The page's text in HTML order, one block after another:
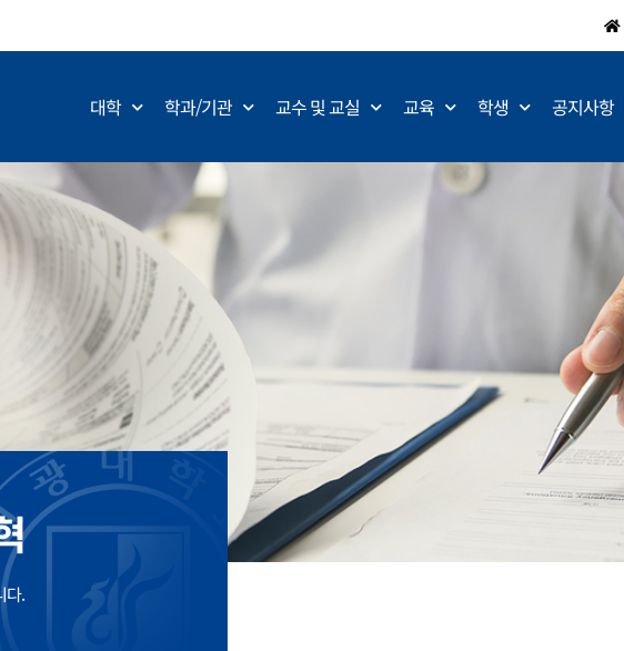
대학 학과/기관 교수 및 교실 교육 학생 공지사항
다.